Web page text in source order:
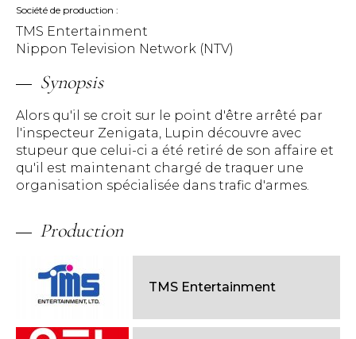
Société de production
TMS Entertainment
Nippon Television Network (NTV)
Synopsis
Alors qu'il se croit sur le point d'être arrêté par
l'inspecteur Zenigata, Lupin découvre avec
stupeur que celui-ci a été retiré de son affaire et
qu'il est maintenant chargé de traquer une
organisation spécialisée dans trafic d'armes.
Production
TMS Entertainment